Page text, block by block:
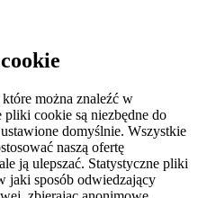
można znaleźć w
cookie są niezbędne do
domyślnie. Wszystkie
naszą ofertę
ją ulepszać. Statystyczne pliki
jaki sposób odwiedzający